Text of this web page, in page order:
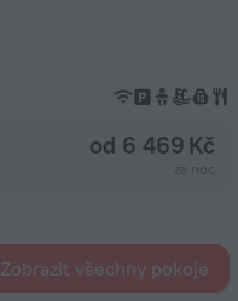
od 6 469 Kč
Zobrazit všechny pokoje